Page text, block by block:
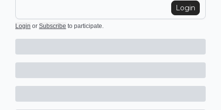
Login
Login or Subscribe to participate.